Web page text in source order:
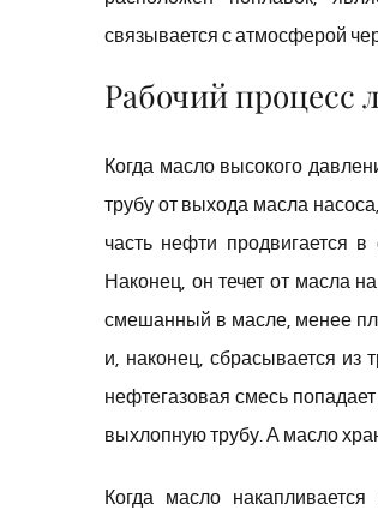
связывается с атмосферой
Рабочий процесс
Когда масло высокого
трубу от выхода масла
часть нефти продвигается
Наконец, он течет от масла
смешанный в масле, менее
и, наконец, сбрасывается из
нефтегазовая смесь
выхлопную трубу. А масло
Когда масло